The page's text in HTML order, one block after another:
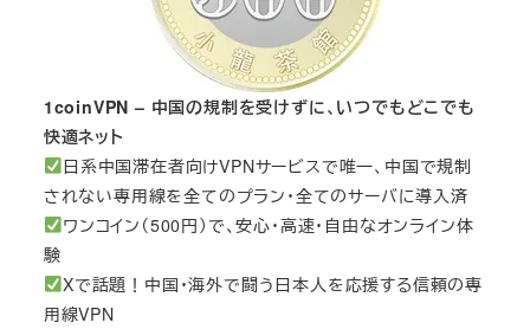
1coinVPN – 中国の規制を受けずに、いつでもどこでも
快適ネット
日系中国滞在者向けVPNサービスで唯一、中国で規制
されない専用線を全てのプラン・全てのサーバに導入済
ワンコイン（500円）で、安心・高速・自由なオンライン体
験
Xで話題！中国・海外で闘う日本人を応援する信頼の専
用線VPN